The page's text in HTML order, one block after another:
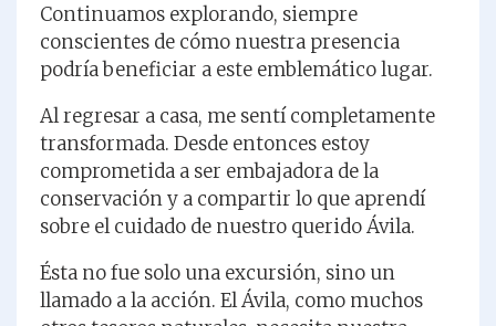
Continuamos explorando, siempre
conscientes de cómo nuestra presencia
podría beneficiar a este emblemático lugar.
Al regresar a casa, me sentí completamente
transformada. Desde entonces estoy
comprometida a ser embajadora de la
conservación y a compartir lo que aprendí
sobre el cuidado de nuestro querido Ávila.
Ésta no fue solo una excursión, sino un
llamado a la acción. El Ávila, como muchos